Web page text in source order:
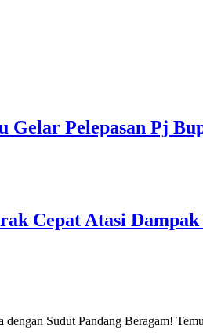
Gelar Pelepasan Pj
Cepat Atasi
dengan Sudut Pandang Beragam!